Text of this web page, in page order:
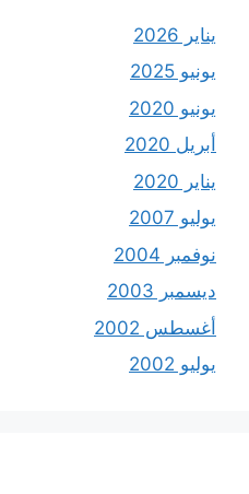
يناير 2026
يونيو 2025
يونيو 2020
أبريل 2020
يناير 2020
يوليو 2007
نوفمبر 2004
ديسمبر 2003
أغسطس 2002
يوليو 2002